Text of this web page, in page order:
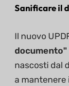
Sanificare il
Il nuovo
documento"
nascosti dal
a mantenere